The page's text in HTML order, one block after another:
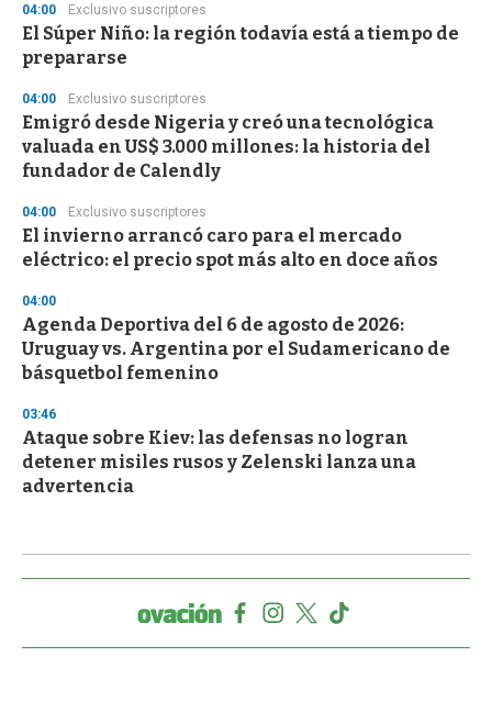
04:00 Exclusivo suscriptores
El Súper Niño: la región todavía está a tiempo de
prepararse
04:00 Exclusivo suscriptores
Emigró desde Nigeria y creó una tecnológica
valuada en US$ 3.000 millones: la historia del
fundador de Calendly
04:00 Exclusivo suscriptores
El invierno arrancó caro para el mercado
eléctrico: el precio spot más alto en doce años
04:00
Agenda Deportiva del 6 de agosto de 2026:
Uruguay vs. Argentina por el Sudamericano de
básquetbol femenino
03:46
Ataque sobre Kiev: las defensas no logran
detener misiles rusos y Zelenski lanza una
advertencia